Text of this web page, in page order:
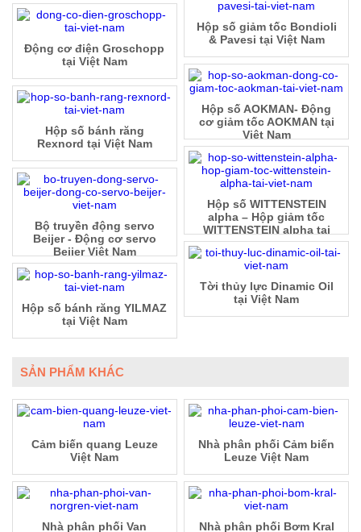
Hộp số giảm tốc Bondioli
& Pavesi tại Việt Nam
Động cơ điện Groschopp
tại Việt Nam
Hộp số AOKMAN- Động
cơ giảm tốc AOKMAN tại
Việt Nam
Hộp số bánh răng
Rexnord tại Việt Nam
Hộp số WITTENSTEIN
alpha – Hộp giảm tốc
WITTENSTEIN alpha tại
Việt Nam
Bộ truyền động servo
Beijer - Động cơ servo
Beijer Việt Nam
Tời thủy lực Dinamic Oil
tại Việt Nam
Hộp số bánh răng YILMAZ
tại Việt Nam
SẢN PHẨM KHÁC
Cảm biến quang Leuze
Việt Nam
Nhà phân phối Cảm biến
Leuze Việt Nam
Nhà phân phối Van
Nhà phân phối Bơm Kral